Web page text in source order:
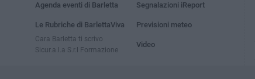
Agenda eventi di Barletta
Le Rubriche di BarlettaViva
Cara Barletta ti scrivo
Sicur.a.l.a S.r.l Formazione
Segnalazioni iReport
Previsioni meteo
Video